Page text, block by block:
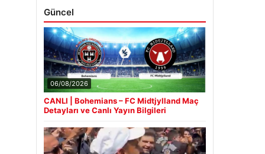
Güncel
06/08/2026
CANLI | Bohemians – FC Midtjylland Maç
Detayları ve Canlı Yayın Bilgileri